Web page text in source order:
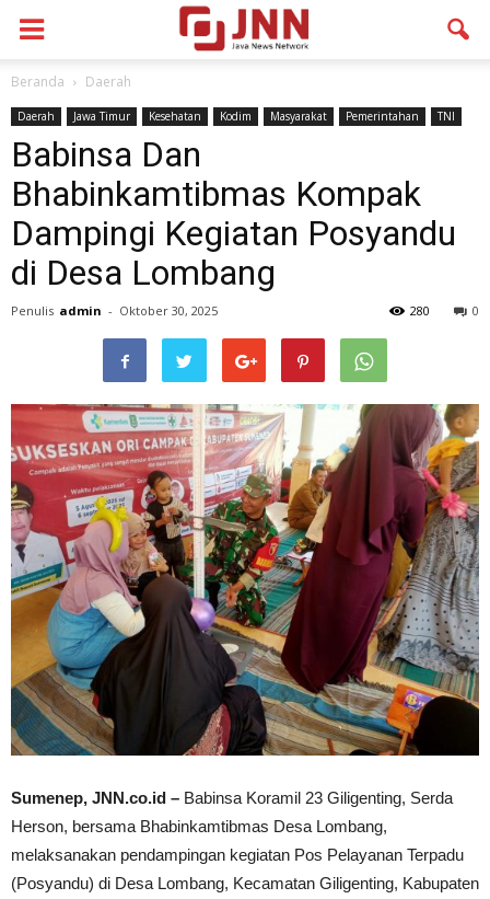
Beranda Daerah
Daerah Jawa Timur Kesehatan Kodim Masyarakat Pemerintahan TNI
Babinsa Dan
Bhabinkamtibmas Kompak
Dampingi Kegiatan Posyandu
di Desa Lombang
Penulis admin - Oktober 30, 2025 0
280
Sumenep, JNN.co.id – Babinsa Koramil 23 Giligenting, Serda
Herson, bersama Bhabinkamtibmas Desa Lombang,
melaksanakan pendampingan kegiatan Pos Pelayanan Terpadu
(Posyandu) di Desa Lombang, Kecamatan Giligenting, Kabupaten